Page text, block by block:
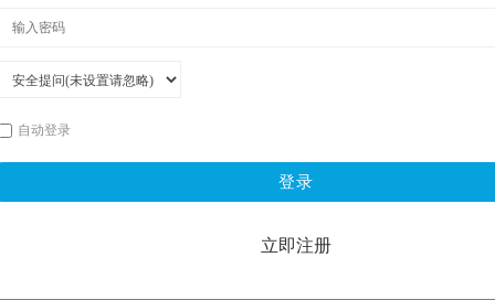
自动登录
登录
立即注册